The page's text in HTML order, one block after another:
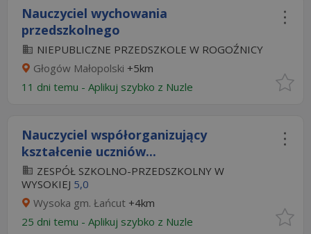
Nauczyciel wychowania
przedszkolnego
NIEPUBLICZNE PRZEDSZKOLE W ROGOŹNICY
Głogów Małopolski +5km
11 dni temu - Aplikuj szybko z Nuzle
Nauczyciel współorganizujący
kształcenie uczniów...
ZESPÓŁ SZKOLNO-PRZEDSZKOLNY W
WYSOKIEJ 5,0
Wysoka gm. Łańcut +4km
25 dni temu - Aplikuj szybko z Nuzle